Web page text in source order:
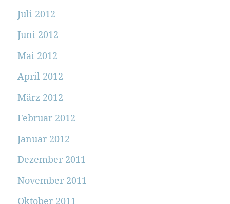
Juli 2012
Juni 2012
Mai 2012
April 2012
März 2012
Februar 2012
Januar 2012
Dezember 2011
November 2011
Oktober 2011